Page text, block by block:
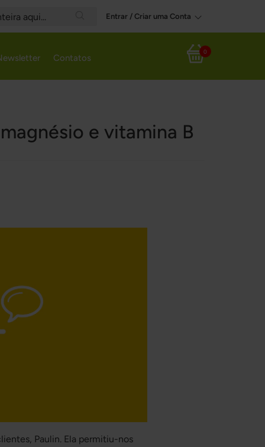
Search
Entrar / Criar uma Conta
Meu Carrinho
0
Contatos
e vitamina B
Paulin. Ela permitiu-nos